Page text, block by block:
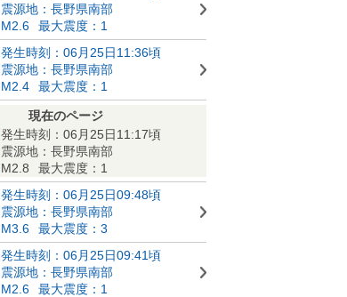
震源地：長野県南部
M2.6
最大震度：1
発生時刻：06月25日11:36頃
震源地：長野県南部
M2.4
最大震度：1
現在のページ
発生時刻：06月25日11:17頃
震源地：長野県南部
M2.8
最大震度：1
発生時刻：06月25日09:48頃
震源地：長野県南部
M3.6
最大震度：3
発生時刻：06月25日09:41頃
震源地：長野県南部
M2.6
最大震度：1